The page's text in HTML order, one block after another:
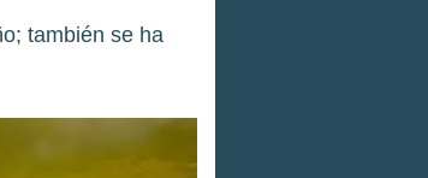
también se ha